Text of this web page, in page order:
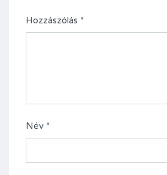
Hozzászólás *
Név *